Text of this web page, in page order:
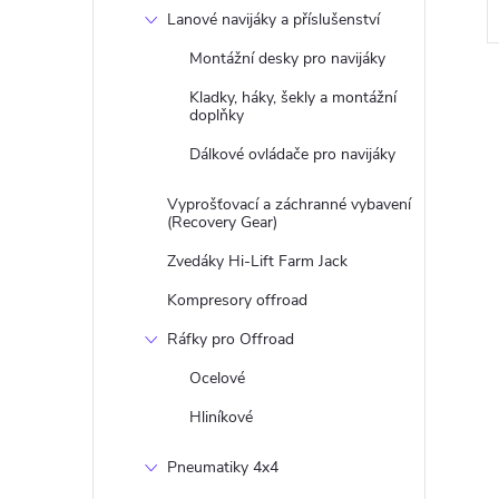
Lanové navijáky a příslušenství
Montážní desky pro navijáky
Kladky, háky, šekly a montážní
doplňky
Dálkové ovládače pro navijáky
Vyprošťovací a záchranné vybavení
(Recovery Gear)
Zvedáky Hi-Lift Farm Jack
Kompresory offroad
Ráfky pro Offroad
Ocelové
Hliníkové
Pneumatiky 4x4